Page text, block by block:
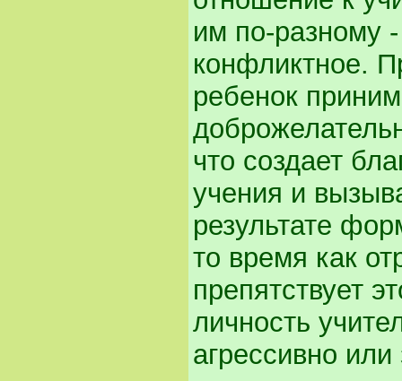
им по-разному
конфликтное.
ребенок
что создает
учения и
результате
то время как
препятствует
личность
агрессивно или